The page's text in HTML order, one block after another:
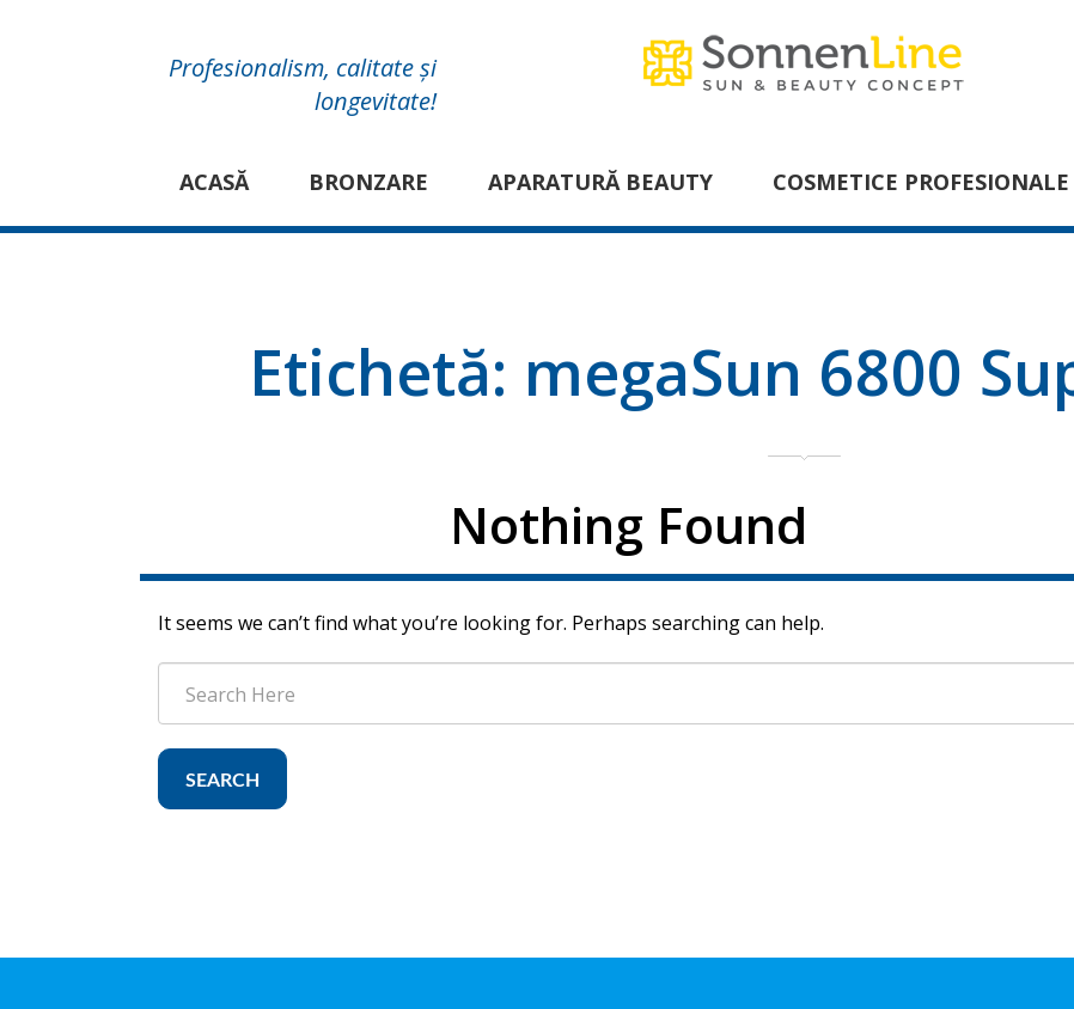
Profesionalism, calitate și
longevitate!
ACASĂ BRONZARE APARATURĂ BEAUTY COSMETICE PROFESIONALE
Etichetă: megaSun 6800
Nothing Found
It seems we can’t find what you’re looking for. Perhaps searching can help.
SEARCH